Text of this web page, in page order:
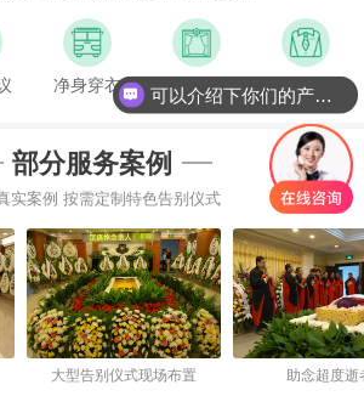
净身穿衣 灵车接运 布置告别厅
部分服务案例
实案例 按需定制特色告别仪式
大型告别仪式现场布置 助念超度逝
可以介绍下你们的产品么